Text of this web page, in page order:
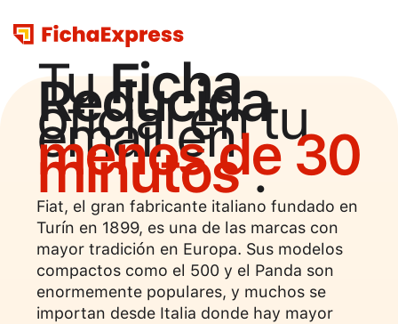
TuFicha
Reducida
oficial en tu
email en
menos de 30
minutos .
Fiat, el gran fabricante italiano fundado en
Turín en 1899, es una de las marcas con
mayor tradición en Europa. Sus modelos
compactos como el 500 y el Panda son
enormemente populares, y muchos se
importan desde Italia donde hay mayor